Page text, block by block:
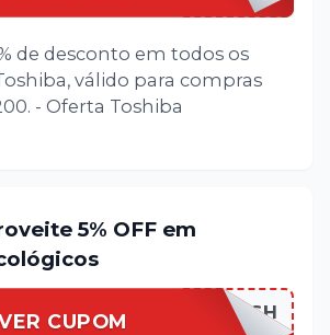
de desconto em todos os
válido para compras
- Oferta Toshiba
5% OFF em
CUPOM ECO5TOSH